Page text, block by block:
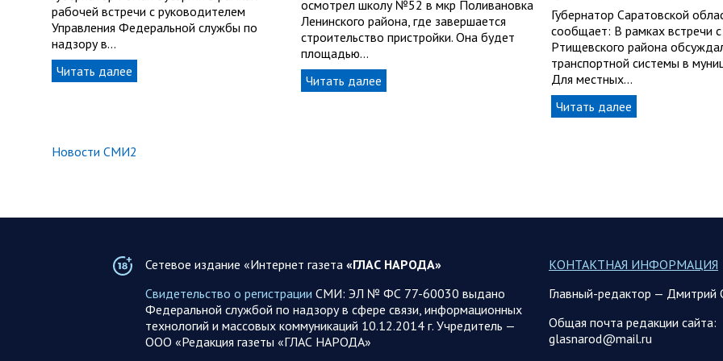
рабочей встречи с руководителем
Управления Федеральной службы по
надзору в…
Читать далее
осмотрел школу №52 в мкр Поливановка
Ленинского района, где завершается
строительство пристройки. Она будет
площадью…
Читать далее
Губернатор Саратовской
сообщает: В рамках встречи с
Ртищевского района
транспортной системы в
Для местных…
Читать далее
Новости СМИ2
Сетевое издание «Интернет газета «ГЛАС НАРОДА»
Свидетельство о регистрации СМИ: ЭЛ № ФС 77-60030 выдано
Федеральной службой по надзору в сфере связи, информационных
технологий и массовых коммуникаций 10.12.2014 г. Учредитель —
ООО «Редакция газеты «ГЛАС НАРОДА»
КОНТАКТНАЯ ИНФОРМАЦИЯ
Главный-редактор — Дмитрий
Общая почта редакции сайта:
glasnarod@mail.ru